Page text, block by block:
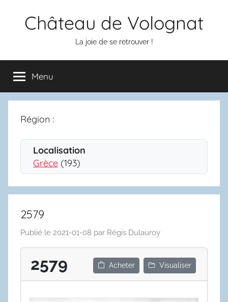
Château de Volognat
La joie de se retrouver !
Menu
Région :
Localisation
Grèce (193)
2579
Publié le 2021-01-08 par Régis Dulauroy
2579 Acheter Visualiser